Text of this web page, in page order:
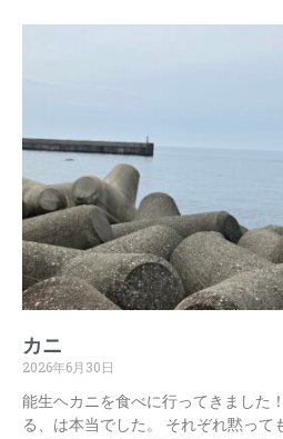
カニ
2026年6月30日
能生ヘカニを食べに行ってきました
る、は本当でした。 それぞれ黙って